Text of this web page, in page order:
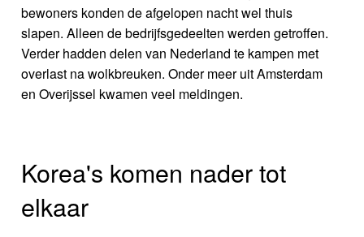
bewoners konden de afgelopen nacht wel thuis
slapen. Alleen de bedrijfsgedeelten werden getroffen.
Verder hadden delen van Nederland te kampen met
overlast na wolkbreuken. Onder meer uit Amsterdam
en Overijssel kwamen veel meldingen.
Korea's komen nader tot
elkaar